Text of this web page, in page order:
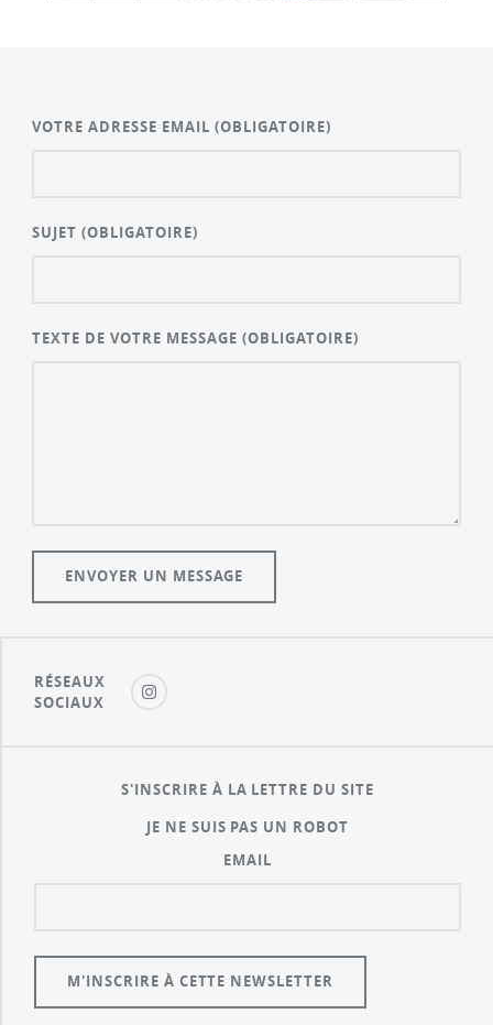
VOTRE ADRESSE EMAIL(OBLIGATOIRE)
SUJET(OBLIGATOIRE)
TEXTE DE VOTRE MESSAGE(OBLIGATOIRE)
RÉSEAUX
SOCIAUX
S'INSCRIRE À LA LETTRE DU SITE
JE NE SUIS PAS UN ROBOT
EMAIL